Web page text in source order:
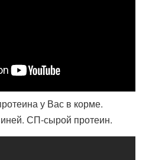
у Вас в корме.
СП-сырой протеин.